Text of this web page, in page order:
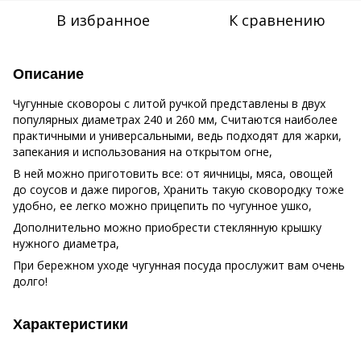
В избранное К сравнению
Описание
Чугунные сковороы с литой ручкой представлены в двух
популярных диаметрах 240 и 260 мм, Считаются наиболее
практичными и универсальными, ведь подходят для жарки,
запекания и использования на открытом огне,
В ней можно приготовить все: от яичницы, мяса, овощей
до соусов и даже пирогов, Хранить такую сковородку тоже
удобно, ее легко можно прицепить по чугунное ушко,
Дополнительно можно приобрести стеклянную крышку
нужного диаметра,
При бережном уходе чугунная посуда прослужит вам очень
долго!
Характеристики